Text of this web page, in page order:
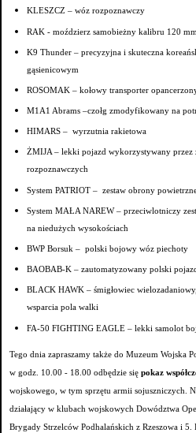
KLESZCZ – wóz rozpoznawczy
RAK - moździerz samobieżny kalibru 120 mm
K9 Thunder – precyzyjna i skuteczna
gąsienicowym
ROSOMAK – kołowy transporter
M1A1 Abrams –czołg zmodyfikowany na
HIMARS – wyrzutnia rakietowa
ŻMIJA – lekki pojazd wykorzystywany przez
rozpoznawczych
System PATRIOT – zestaw obrony
System MAŁA NAREW – przeciwlotniczy
na niedużych wysokościach
BWP Borsuk – polski bojowy wóz piechoty
BAOBAB-K – zautomatyzowany polski
BLACK HAWK – śmigłowiec
wsparcia pola walki
FA-50 FIGHTING EAGLE – lekki samolot
Tego dnia zapraszamy także do Muzeum Wojska
w godz. 10.00 - 18.00 odbędzie się pokaz
wojskowego, w tym sprzętu armii sojuszniczych.
działający w klubach wojskowych Dowództwa
Brygady Strzelców Podhalańskich z Rzeszowa i